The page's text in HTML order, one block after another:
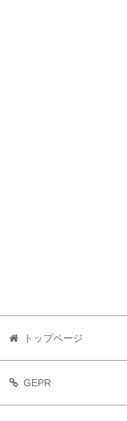
トップページ
GEPR